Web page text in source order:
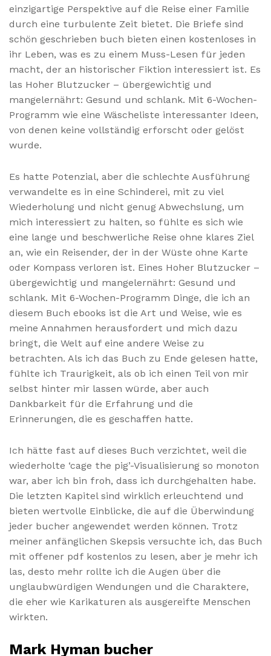
einzigartige Perspektive auf die Reise einer Familie
durch eine turbulente Zeit bietet. Die Briefe sind
schön geschrieben buch bieten einen kostenloses in
ihr Leben, was es zu einem Muss-Lesen für jeden
macht, der an historischer Fiktion interessiert ist. Es
las Hoher Blutzucker – übergewichtig und
mangelernährt: Gesund und schlank. Mit 6-Wochen-
Programm wie eine Wäscheliste interessanter Ideen,
von denen keine vollständig erforscht oder gelöst
wurde.
Es hatte Potenzial, aber die schlechte Ausführung
verwandelte es in eine Schinderei, mit zu viel
Wiederholung und nicht genug Abwechslung, um
mich interessiert zu halten, so fühlte es sich wie
eine lange und beschwerliche Reise ohne klares Ziel
an, wie ein Reisender, der in der Wüste ohne Karte
oder Kompass verloren ist. Eines Hoher Blutzucker –
übergewichtig und mangelernährt: Gesund und
schlank. Mit 6-Wochen-Programm Dinge, die ich an
diesem Buch ebooks ist die Art und Weise, wie es
meine Annahmen herausfordert und mich dazu
bringt, die Welt auf eine andere Weise zu
betrachten. Als ich das Buch zu Ende gelesen hatte,
fühlte ich Traurigkeit, als ob ich einen Teil von mir
selbst hinter mir lassen würde, aber auch
Dankbarkeit für die Erfahrung und die
Erinnerungen, die es geschaffen hatte.
Ich hätte fast auf dieses Buch verzichtet, weil die
wiederholte ‘cage the pig’-Visualisierung so monoton
war, aber ich bin froh, dass ich durchgehalten habe.
Die letzten Kapitel sind wirklich erleuchtend und
bieten wertvolle Einblicke, die auf die Überwindung
jeder bucher angewendet werden können. Trotz
meiner anfänglichen Skepsis versuchte ich, das Buch
mit offener pdf kostenlos zu lesen, aber je mehr ich
las, desto mehr rollte ich die Augen über die
unglaubwürdigen Wendungen und die Charaktere,
die eher wie Karikaturen als ausgereifte Menschen
wirkten.
Mark Hyman bucher